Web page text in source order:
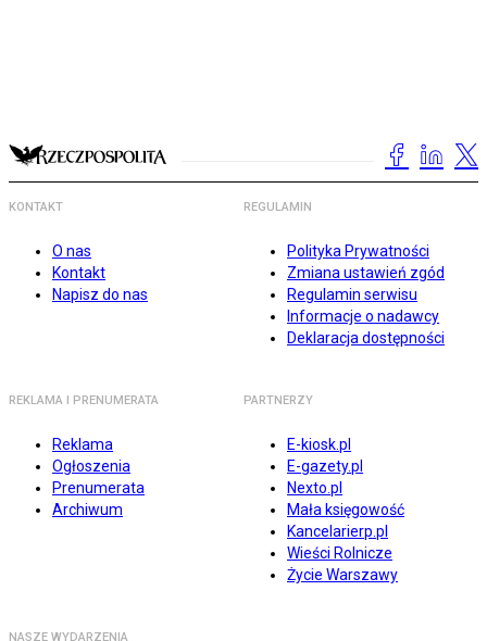
KONTAKT
O nas
Kontakt
Napisz do nas
REGULAMIN
Polityka Prywatności
Zmiana ustawień zgód
Regulamin serwisu
Informacje o nadawcy
Deklaracja dostępności
REKLAMA I PRENUMERATA
Reklama
Ogłoszenia
Prenumerata
Archiwum
PARTNERZY
E-kiosk.pl
E-gazety.pl
Nexto.pl
Mała księgowość
Kancelarierp.pl
Wieści Rolnicze
Życie Warszawy
NASZE WYDARZENIA